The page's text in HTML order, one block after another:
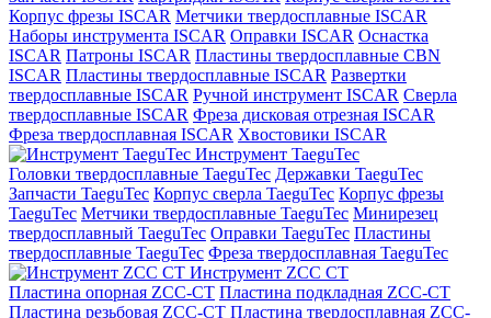
Корпус фрезы ISCAR Метчики твердосплавные ISCAR
Наборы инструмента ISCAR Оправки ISCAR Оснастка
ISCAR Патроны ISCAR Пластины твердосплавные CBN
ISCAR Пластины твердосплавные ISCAR Развертки
твердосплавные ISCAR Ручной инструмент ISCAR Сверла
твердосплавные ISCAR Фреза дисковая отрезная ISCAR
Фреза твердосплавная ISCAR Хвостовики ISCAR
Инструмент TaeguTec
Головки твердосплавные TaeguTec Державки TaeguTec
Запчасти TaeguTec Корпус сверла TaeguTec Корпус фрезы
TaeguTec Метчики твердосплавные TaeguTec Минирезец
твердосплавный TaeguTec Оправки TaeguTec Пластины
твердосплавные TaeguTec Фреза твердосплавная TaeguTec
Инструмент ZCС CT
Пластина опорная ZCC-CT Пластина подкладная ZCC-CT
Пластина резьбовая ZCC-CT Пластина твердосплавная ZCC-